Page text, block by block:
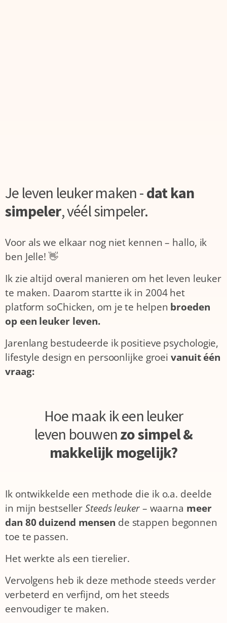
Je leven leuker maken -dat kan
simpeler,véél simpeler.
Voor als we elkaar nog niet kennen – hallo, ik
ben Jelle! 👋
Ik zie altijd overal manieren om het leven leuker
te maken. Daarom startte ik in 2004 het
platform soChicken, om je te helpen broeden
op een leuker leven.
Jarenlang bestudeerde ik positieve psychologie,
lifestyle design en persoonlijke groeivanuit één
vraag:
Hoe maak ik een leuker
leven bouwenzo simpel &
makkelijk mogelijk?
Ik ontwikkelde een methode die ik o.a. deelde
in mijn bestsellerSteeds leuker– waarna meer
dan 80 duizend mensen de stappen begonnen
toe te passen.
Het werkte als een tierelier.
Vervolgens heb ik deze methode steeds verder
verbeterd en verfijnd, om het steeds
eenvoudiger te maken.